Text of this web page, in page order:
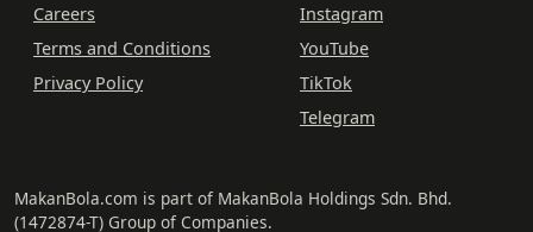
Careers
Terms and Conditions
Privacy Policy
Instagram
YouTube
TikTok
Telegram
MakanBola.com is part of MakanBola Holdings Sdn. Bhd.
(1472874-T) Group of Companies.